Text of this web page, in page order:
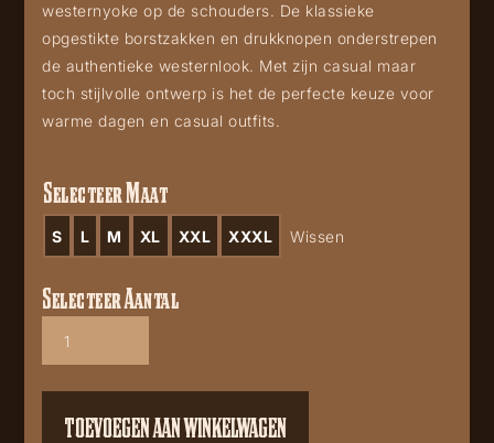
westernyoke op de schouders. De klassieke
opgestikte borstzakken en drukknopen onderstrepen
de authentieke westernlook. Met zijn casual maar
toch stijlvolle ontwerp is het de perfecte keuze voor
warme dagen en casual outfits.
Selecteer Maat
S L M XL XXL XXXL Wissen
Evan
Selecteer Aantal
TOEVOEGEN AAN WINKELWAGEN